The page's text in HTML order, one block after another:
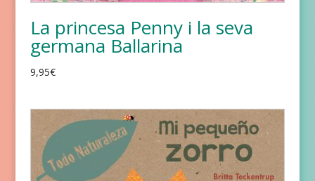
La princesa Penny i la seva
germana Ballarina
9,95€